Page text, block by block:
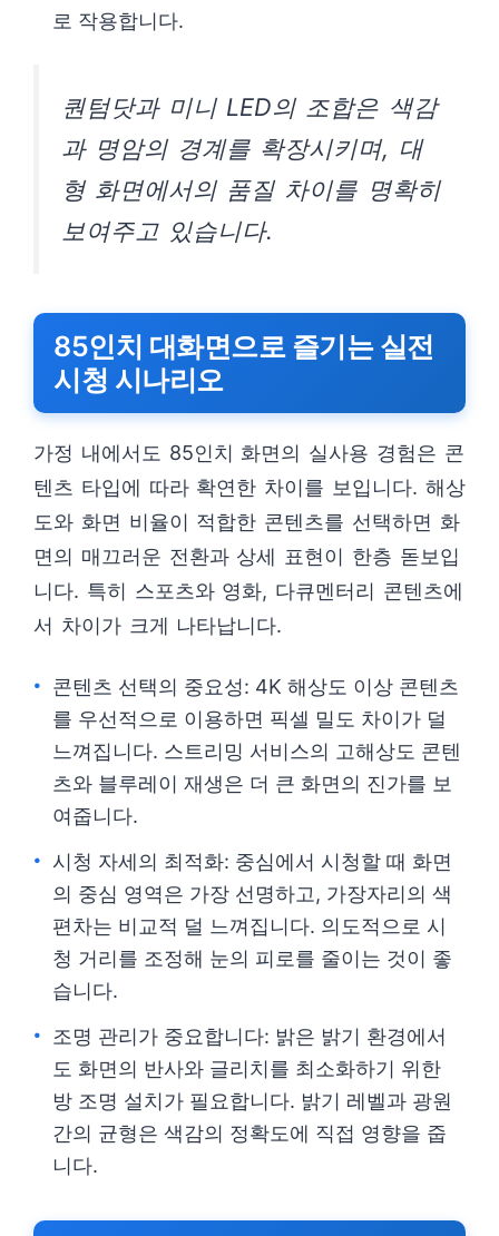
로 작용합니다.
퀀텀닷과 미니 LED의 조합은 색감
과 명암의 경계를 확장시키며, 대
형 화면에서의 품질 차이를 명확히
보여주고 있습니다.
85인치 대화면으로 즐기는 실전
시청 시나리오
가정 내에서도 85인치 화면의 실사용 경험은 콘
텐츠 타입에 따라 확연한 차이를 보입니다. 해상
도와 화면 비율이 적합한 콘텐츠를 선택하면 화
면의 매끄러운 전환과 상세 표현이 한층 돋보입
니다. 특히 스포츠와 영화, 다큐멘터리 콘텐츠에
서 차이가 크게 나타납니다.
콘텐츠 선택의 중요성: 4K 해상도 이상 콘텐츠
를 우선적으로 이용하면 픽셀 밀도 차이가 덜
느껴집니다. 스트리밍 서비스의 고해상도 콘텐
츠와 블루레이 재생은 더 큰 화면의 진가를 보
여줍니다.
시청 자세의 최적화: 중심에서 시청할 때 화면
의 중심 영역은 가장 선명하고, 가장자리의 색
편차는 비교적 덜 느껴집니다. 의도적으로 시
청 거리를 조정해 눈의 피로를 줄이는 것이 좋
습니다.
조명 관리가 중요합니다: 밝은 밝기 환경에서
도 화면의 반사와 글리치를 최소화하기 위한
방 조명 설치가 필요합니다. 밝기 레벨과 광원
간의 균형은 색감의 정확도에 직접 영향을 줍
니다.